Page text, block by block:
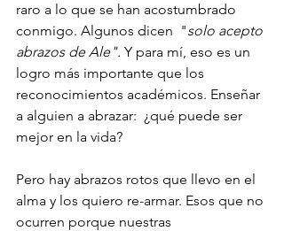
raro a lo que se han acostumbrado
conmigo. Algunos dicen  "solo acepto
abrazos de Ale". Y para mí, eso es un
logro más importante que los
reconocimientos académicos. Enseñar
a alguien a abrazar:  ¿qué puede ser
mejor en la vida?
Pero hay abrazos rotos que llevo en el
alma y los quiero re-armar. Esos que no
ocurren porque nuestras